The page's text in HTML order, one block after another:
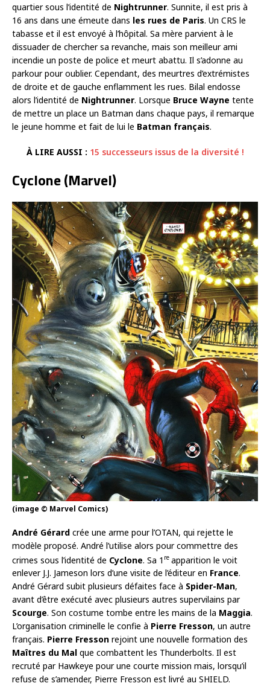
quartier sous l’identité de Nightrunner. Sunnite, il est pris à
16 ans dans une émeute dans les rues de Paris. Un CRS le
tabasse et il est envoyé à l’hôpital. Sa mère parvient à le
dissuader de chercher sa revanche, mais son meilleur ami
incendie un poste de police et meurt abattu. Il s’adonne au
parkour pour oublier. Cependant, des meurtres d’extrémistes
de droite et de gauche enflamment les rues. Bilal endosse
alors l’identité de Nightrunner. Lorsque Bruce Wayne tente
de mettre un place un Batman dans chaque pays, il remarque
le jeune homme et fait de lui le Batman français.
À LIRE AUSSI : 15 successeurs issus de la diversité !
Cyclone (Marvel)
(image © Marvel Comics)
André Gérard crée une arme pour l’OTAN, qui rejette le
modèle proposé. André l’utilise alors pour commettre des
crimes sous l’identité de Cyclone. Sa 1 re apparition le voit
enlever J.J. Jameson lors d’une visite de l’éditeur en France.
André Gérard subit plusieurs défaites face à Spider-Man,
avant d’être exécuté avec plusieurs autres supervilains par
Scourge. Son costume tombe entre les mains de la Maggia.
L’organisation criminelle le confie à Pierre Fresson, un autre
français. Pierre Fresson rejoint une nouvelle formation des
Maîtres du Mal que combattent les Thunderbolts. Il est
recruté par Hawkeye pour une courte mission mais, lorsqu’il
refuse de s’amender, Pierre Fresson est livré au SHIELD.